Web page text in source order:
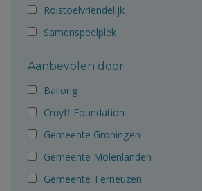
Rolstoelvriendelijk
Samenspeelplek
Aanbevolen door
Ballorig
Cruyff Foundation
Gemeente Groningen
Gemeente Molenlanden
Gemeente Terneuzen